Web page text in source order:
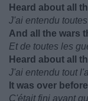
Heard about all
J'ai entendu
And all the wars
Et de toutes les
Heard about all
J'ai entendu tout
It was over
C'était fini avant